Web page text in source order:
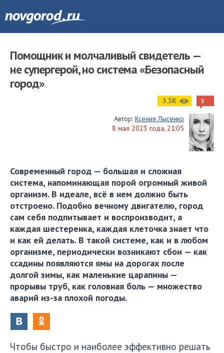
Помощник и молчаливый свидетель —
не супергерой, но система «Безопасный
город»
3.3K 5
Автор: Ксения Лысенко
8 мая 2023 года, 21:05
Современный город — большая и сложная
система, напоминающая порой огромный живой
организм. В идеале, всё в нем должно быть
отстроено. Подобно вечному двигателю, город
сам себя подпитывает и воспроизводит, а
каждая шестеренка, каждая клеточка знает что
и как ей делать. В такой системе, как и в любом
организме, периодически возникают сбои — как
ссадины появляются ямы на дорогах после
долгой зимы, как маленькие царапины —
прорывы труб, как головная боль — множество
аварий из-за плохой погоды.
Чтобы быстро и наиболее эффективно решать